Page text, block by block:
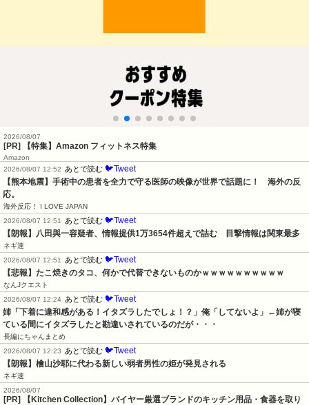
2026/08/07
[PR] 【特集】Amazon フィットネス特集
Amazon
2026/08/07 12:52
あとで読む 🐦Tweet
【熊本地震】手術中の患者を全力で守る医師の映像が世界で話題に！　海外の反
応。
海外反応！ I LOVE JAPAN
2026/08/07 12:51
あとで読む 🐦Tweet
【朗報】八田與一容疑者、情報提供1万3654件超えで詰む　目撃情報は関東最多
ネギ速
2026/08/07 12:51
あとで読む 🐦Tweet
【悲報】たこ焼きのタコ、何かで代替できないものかｗｗｗｗｗｗｗｗｗｗ
なんJクエスト
2026/08/07 12:24 あとで読む 🐦Tweet
姉「下着に違和感がある！イタズラしたでしょ！？」俺「してないよ」←姉が寝
ている間にイタズラしたと勘違いされているのだが・・・
長編にちゃんまとめ
2026/08/07 12:23
あとで読む 🐦Tweet
【朗報】檜山沙耶に代わる新しい弱者男性の姫が発見される
ネギ速
2026/08/07
[PR] 【Kitchen Collection】バイヤー厳選ブランドのキッチン用品・食器を取り